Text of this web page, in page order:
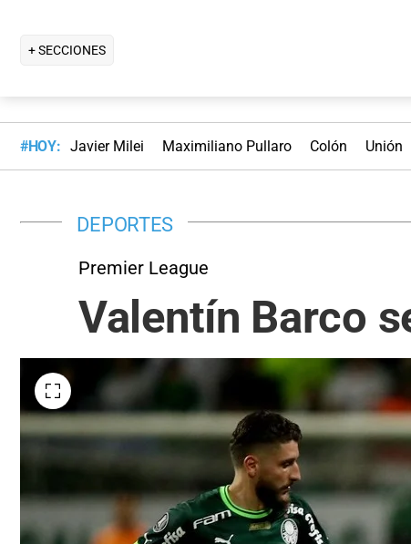
+ SECCIONES
#HOY: Javier Milei Maximiliano Pullaro Colón Unión
DEPORTES
Premier League
Valentín Barco